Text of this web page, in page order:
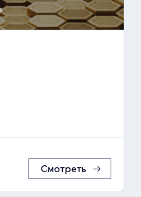
Смотреть